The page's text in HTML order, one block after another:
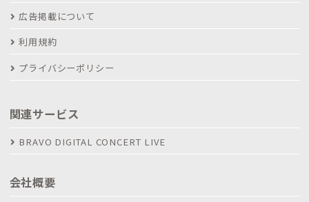
広告掲載について
利用規約
プライバシーポリシー
関連サービス
BRAVO DIGITAL CONCERT LIVE
会社概要